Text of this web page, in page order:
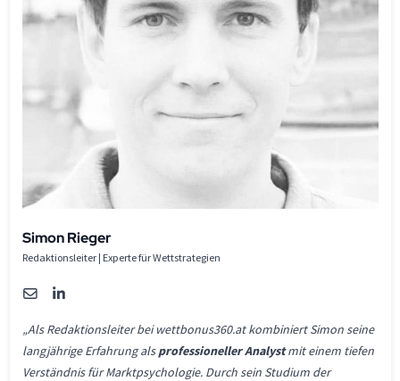
Simon Rieger
Redaktionsleiter | Experte für Wettstrategien
„Als Redaktionsleiter bei wettbonus360.at kombiniert Simon seine
langjährige Erfahrung alsprofessioneller Analystmit einem tiefen
Verständnis für Marktpsychologie. Durch sein Studium der